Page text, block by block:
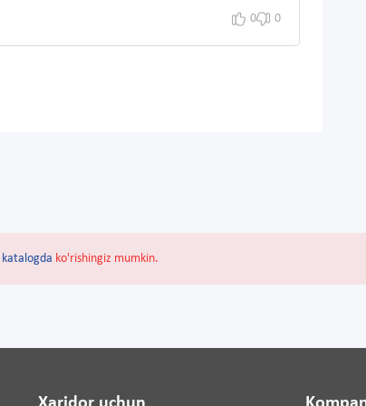
0 0
katalogda ko'rishingiz mumkin.